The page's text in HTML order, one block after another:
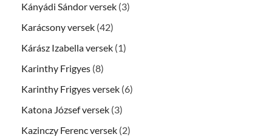
Kányádi Sándor versek (3)
Karácsony versek (42)
Kárász Izabella versek (1)
Karinthy Frigyes (8)
Karinthy Frigyes versek (6)
Katona József versek (3)
Kazinczy Ferenc versek (2)